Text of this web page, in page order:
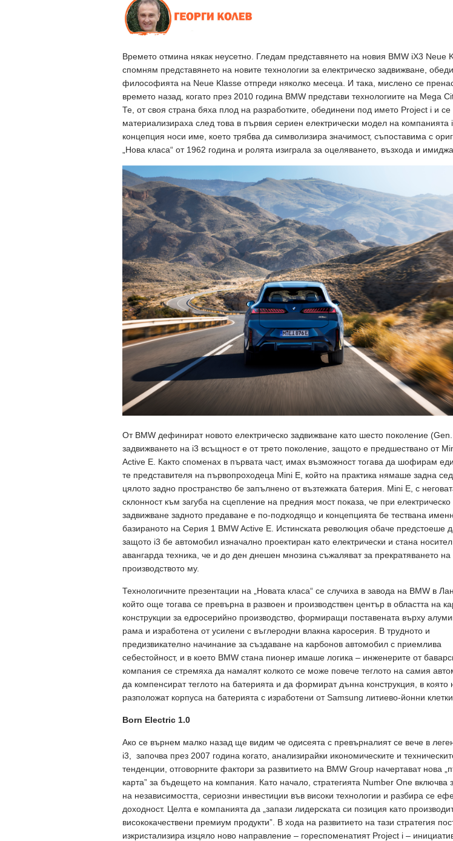
Времето отмина някак неусетно. Гледам представянето на новия BMW iX3 Neue
спомням представянето на новите технологии за електрическо задвижване,
философията на Neue Klasse отпреди няколко месеца. И така, мислено се
времето назад, когато през 2010 година BMW представи технологиите на Mega
Те, от своя страна бяха плод на разработките, обединени под името Project i и се
материализираха след това в първия сериен електрически модел на компанията
концепция носи име, което трябва да символизира значимост, съпоставима с
„Нова класа“ от 1962 година и ролята изиграла за оцеляването, възхода и
От BMW дефинират новото електрическо задвижване като шесто поколение
задвижването на i3 всъщност е от трето поколение, защото е предшествано от
Active E. Както споменах в първата част, имах възможност тогава да шофирам
те представителя на първопроходеца Mini E, който на практика нямаше задна
цялото задно пространство бе запълнено от възтежката батерия. Mini E, с
склонност към загуба на сцепление на предния мост показа, че при електрическо
задвижване задното предаване е по-подходящо и концепцията бе тествана
базираното на Серия 1 BMW Active E. Истинската революция обаче предстоеше
защото i3 бе автомобил изначално проектиран като електрически и стана
авангарда техника, че и до ден днешен мнозина съжаляват за прекратяването на
производството му.
Технологичните презентации на „Новата класа“ се случиха в завода на BMW в
който още тогава се превърна в развоен и производствен център в областта на
конструкции за едросерийно производство, формиращи поставената върху
рама и изработена от усилени с въглеродни влакна каросерия. В трудното и
предизвикателно начинание за създаване на карбонов автомобил с приемлива
себестойност, и в което BMW стана пионер имаше логика – инженерите от
компания се стремяха да намалят колкото се може повече теглото на самия
да компенсират теглото на батерията и да формират дънна конструкция, в която
разположат корпуса на батерията с изработени от Samsung литиево-йонни клетки.
Born Electric 1.0
Ако се върнем малко назад ще видим че одисеята с превърналият се вече в
i3, започва през 2007 година когато, анализирайки икономическите и
тенденции, отговорните фактори за развитието на BMW Group начертават нова
карта” за бъдещето на компания. Като начало, стратегията Number One включва
на независимостта, сериозни инвестиции във високи технологии и разбира се
доходност. Целта е компанията да „запази лидерската си позиция като
висококачествени премиум продукти”. В хода на развитието на тази стратегия
изкристализира изцяло ново направление – гореспоменатият Project i –